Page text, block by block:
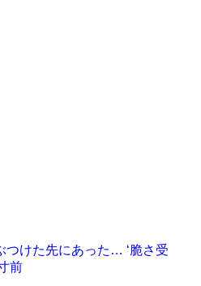
つけた先にあった… ‘脆さ受
前